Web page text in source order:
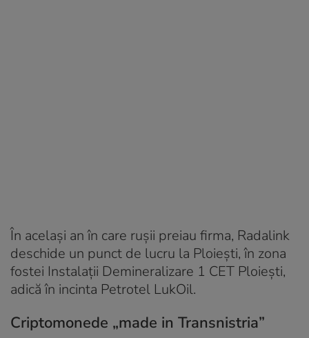
În același an în care rușii preiau firma, Radalink
deschide un punct de lucru la Ploiești, în zona
fostei Instalații Demineralizare 1 CET Ploiești,
adică în incinta Petrotel LukOil.
Criptomonede „made in Transnistria”